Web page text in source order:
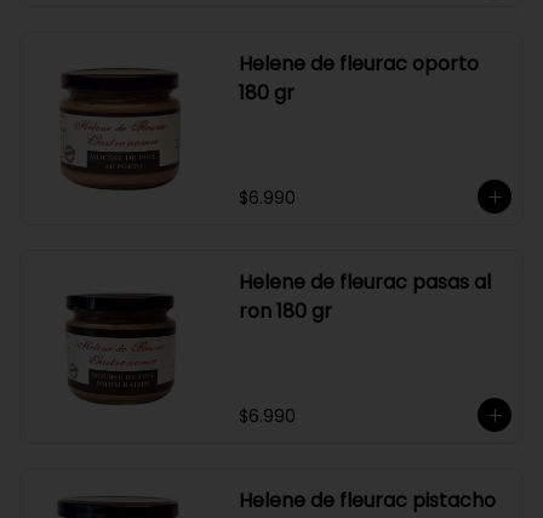
Helene de fleurac oporto
180 gr
$6.990
Helene de fleurac pasas al
ron 180 gr
$6.990
Helene de fleurac pistacho